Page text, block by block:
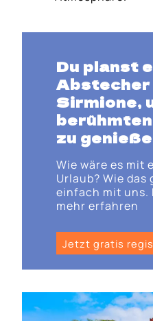
Du planst
Abstecher
Sirmione,
zu
Wie wäre es mit
Urlaub? Wie das
einfach mit uns.
mehr erfahren
Jetzt gratis